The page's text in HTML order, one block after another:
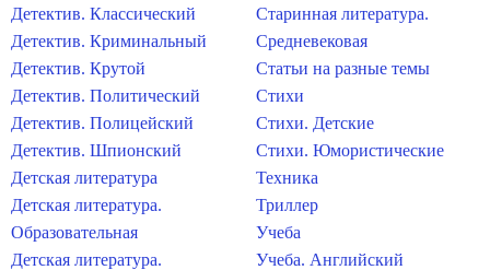
Детектив. Классический
Детектив. Криминальный
Детектив. Крутой
Детектив. Политический
Детектив. Полицейский
Детектив. Шпионский
Детская литература
Детская литература.
Образовательная
Детская литература.
Старинная литература.
Средневековая
Статьи на разные темы
Стихи
Стихи. Детские
Стихи. Юмористические
Техника
Триллер
Учеба
Учеба. Английский